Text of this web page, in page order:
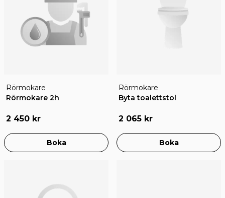
Rörmokare
Rörmokare 2h
2 450 kr
Boka
Rörmokare
Byta toalettstol
2 065 kr
Boka